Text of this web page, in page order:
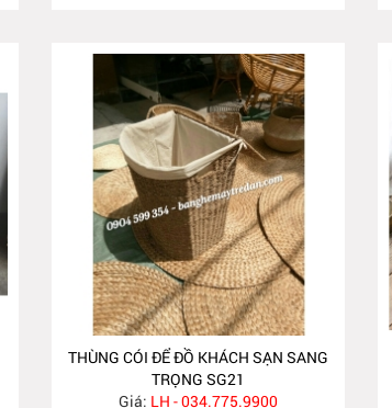
THÙNG CÓI ĐỂ ĐỒ KHÁCH SẠN SANG
TRỌNG SG21
Giá: LH - 034.775.9900